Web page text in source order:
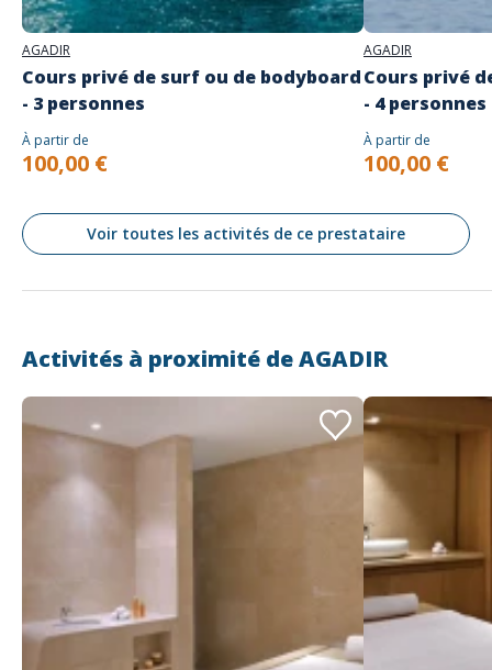
AGADIR
Cours privé de surf ou de bodyboard
- 3 personnes
À partir de
100,00 €
AGADIR
Cours privé
- 4 personnes
À partir de
100,00 €
Voir toutes les activités de ce prestataire
Activités à proximité deAGADIR